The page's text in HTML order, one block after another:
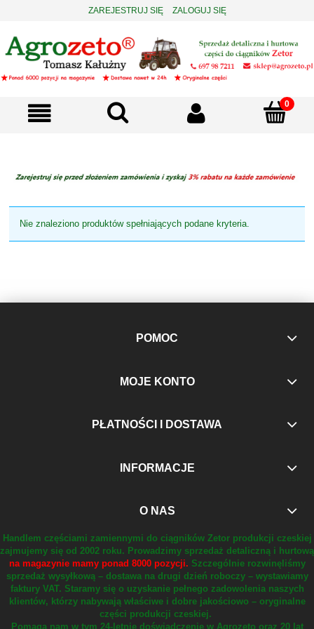
ZAREJESTRUJ SIĘ ZALOGUJ SIĘ
Nie znaleziono produktów spełniających podane kryteria.
POMOC
MOJE KONTO
PŁATNOŚCI I DOSTAWA
INFORMACJE
O NAS
Handlem częściami zamiennymi do ciągników Zetor produkcji czeskiej
zajmujemy się od 2002 roku. Prowadzimy sprzedaż detaliczną i hurtową
na magazynie mamy ponad 8000 pozycji. Szczególnie rozwinęliśmy
sprzedaż wysyłkową – dostawa na drugi dzień roboczy – wystawiamy
faktury VAT. Staramy się o uzyskanie pełnego zadowolenia naszych
klientów, którzy nabywają właściwe i dobre jakościowo – oryginalne
części produkcji czeskiej.
Pomaga nam w tym 24-letnie doświadczenie w Agrozeto oraz 20 lat